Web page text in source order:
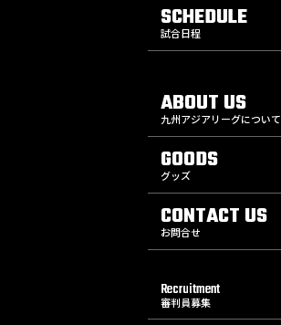
SCHEDULE
試合日程
ABOUT US
九州アジアリーグについて
GOODS
グッズ
CONTACT US
お問合せ
Recruitment
審判員募集